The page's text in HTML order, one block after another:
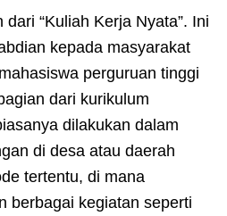
“Kuliah Kerja Nyata”. Ini
kepada masyarakat
perguruan tinggi
dari kurikulum
dilakukan dalam
di desa atau daerah
tertentu, di mana
berbagai kegiatan seperti